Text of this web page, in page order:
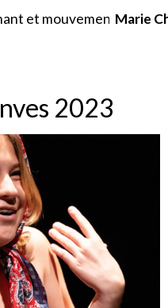
Marie
2023